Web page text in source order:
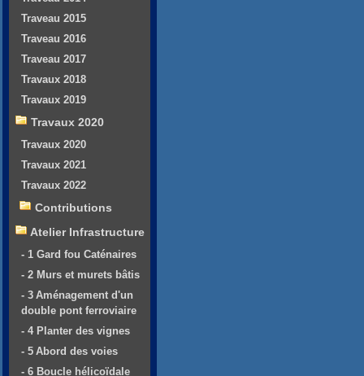
Traveau 2015
Traveau 2016
Traveau 2017
Travaux 2018
Travaux 2019
Travaux 2020
Travaux 2020
Travaux 2021
Travaux 2022
Contributions
Atelier Infrastructure
- 1 Gard fou Caténaires
- 2 Murs et murets bâtis
- 3 Aménagement d'un
double pont ferroviaire
- 4 Planter des vignes
- 5 Abord des voies
- 6 Boucle hélicoïdale